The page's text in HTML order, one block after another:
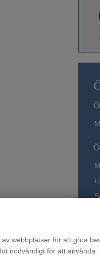
webbplatser för att göra
nödvändigt för att använda